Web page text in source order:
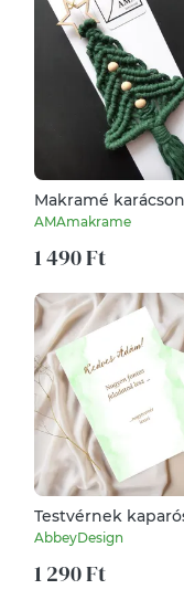
Makramé
csillaggal
AMAmakrame
1 490 Ft
Testvérnek
érkezését bejelentő
kártya (fiúnak)
AbbeyDesign
1 290 Ft